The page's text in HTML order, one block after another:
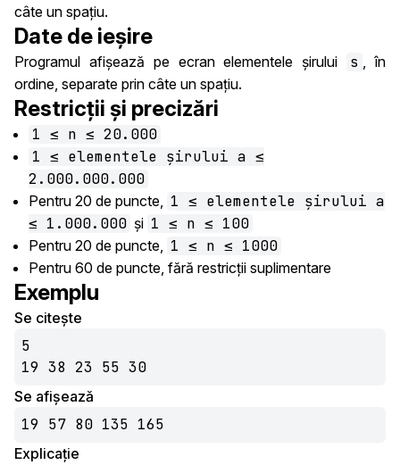
câte un spațiu.
Date de ieșire
Programul afișează pe ecran elementele șirului s , în
ordine, separate prin câte un spațiu.
Restricții și precizări
1 ≤ n ≤ 20.000
1 ≤ elementele șirului a ≤
2.000.000.000
Pentru 20 de puncte, 1 ≤ elementele șirului a
≤ 1.000.000 și 1 ≤ n ≤ 100
Pentru 20 de puncte, 1 ≤ n ≤ 1000
Pentru 60 de puncte, fără restricții suplimentare
Exemplu
Se citește
5
19 38 23 55 30
Se afișează
19 57 80 135 165
Explicație